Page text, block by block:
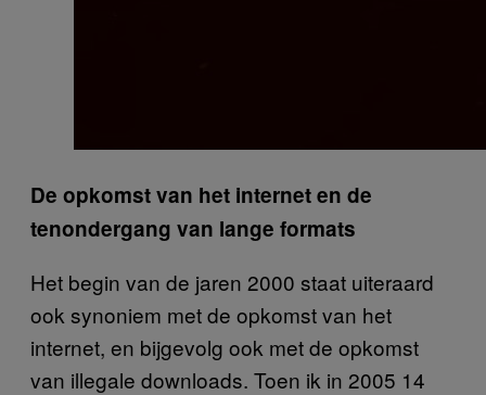
De opkomst van het internet en de
tenondergang van lange formats
Het begin van de jaren 2000 staat uiteraard
ook synoniem met de opkomst van het
internet, en bijgevolg ook met de opkomst
van illegale downloads. Toen ik in 2005 14